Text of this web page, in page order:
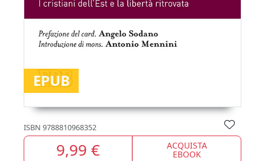
EPUB
ISBN 9788810968352
9,99 € ACQUISTA
EBOOK